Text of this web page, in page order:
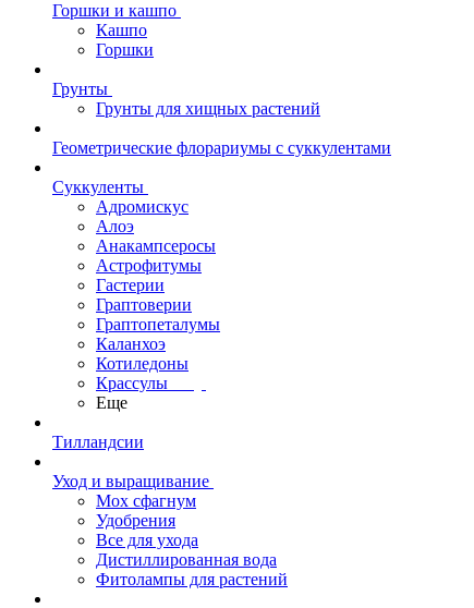
Горшки и кашпо
Кашпо
Горшки
Грунты
Грунты для хищных растений
Геометрические флорариумы с суккулентами
Суккуленты
Адромискус
Алоэ
Анакампсеросы
Астрофитумы
Гастерии
Граптоверии
Граптопеталумы
Каланхоэ
Котиледоны
Крассулы
Еще
Тилландсии
Уход и выращивание
Мох сфагнум
Удобрения
Все для ухода
Дистиллированная вода
Фитолампы для растений